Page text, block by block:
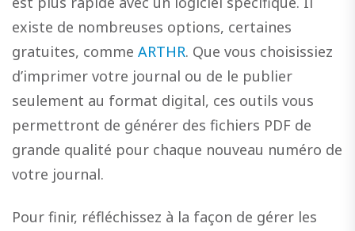
existe de nombreuses options, certaines
gratuites, comme ARTHR. Que vous choisissiez
d’imprimer votre journal ou de le publier
seulement au format digital, ces outils vous
permettront de générer des fichiers PDF de
grande qualité pour chaque nouveau numéro de
votre journal.
Pour finir, réfléchissez à la façon de gérer les